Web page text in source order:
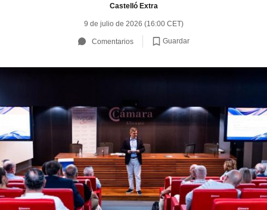
Castelló Extra
9 de julio de 2026 (16:00 CET)
Comentarios Guardar